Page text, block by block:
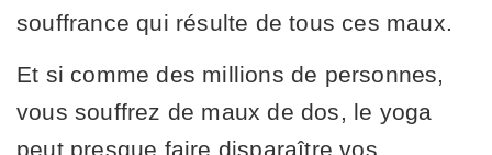
souffrance qui résulte de tous ces maux.
Et si comme des millions de personnes,
vous souffrez de maux de dos, le yoga
peut presque faire disparaître vos